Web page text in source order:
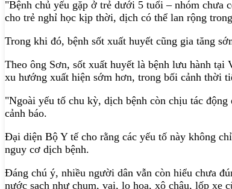
"Bệnh chủ yếu gặp ở trẻ dưới 5 tuổi – nhóm chưa
cho trẻ nghỉ học kịp thời, dịch có thể lan rộng
Trong khi đó, bệnh sốt xuất huyết cũng gia tăng
Theo ông Sơn, sốt xuất huyết là bệnh lưu hành
xu hướng xuất hiện sớm hơn, trong bối cảnh thời
"Ngoài yếu tố chu kỳ, dịch bệnh còn chịu tác
cảnh báo.
Đại diện Bộ Y tế cho rằng các yếu tố này không
nguy cơ dịch bệnh.
Đáng chú ý, nhiều người dân vẫn còn hiểu chưa
nước sạch như chum, vại, lọ hoa, xô chậu, lốp xe